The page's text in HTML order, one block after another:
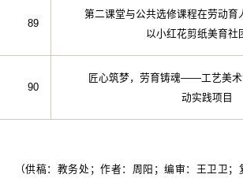
89
第二课堂与公共选修课程在劳动
以小红花剪纸美育社
90
匠心筑梦，劳育铸魂——工艺美术
动实践项目
（供稿：教务处；作者：周阳；编审：王卫卫